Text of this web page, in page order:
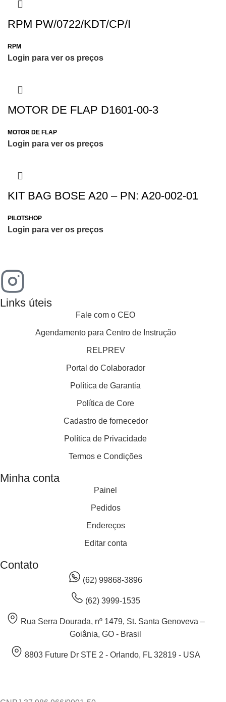
RPM PW/0722/KDT/CP/I
RPM
Login para ver os preços
MOTOR DE FLAP D1601-00-3
MOTOR DE FLAP
Login para ver os preços
KIT BAG BOSE A20 – PN: A20-002-01
PILOTSHOP
Login para ver os preços
Links úteis
Fale com o CEO
Agendamento para Centro de Instrução
RELPREV
Portal do Colaborador
Política de Garantia
Política de Core
Cadastro de fornecedor
Política de Privacidade
Termos e Condições
Minha conta
Painel
Pedidos
Endereços
Editar conta
Contato
(62) 99868-3896
(62) 3999-1535
Rua Serra Dourada, nº 1479, St. Santa Genoveva –
Goiânia, GO - Brasil
8803 Future Dr STE 2 - Orlando, FL 32819 - USA